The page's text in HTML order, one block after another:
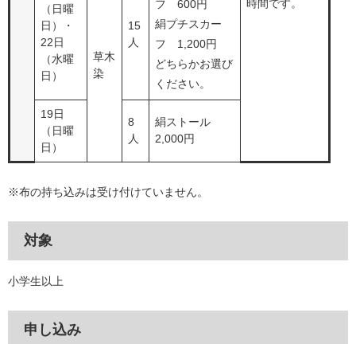
時間です。
（日曜
日）・
22日
（水曜
日）
草木
染
15
人
フ 600円
絹プチスカー
フ 1,200円
どちらかお選び
ください。
19日
（日曜
日）
8
人
絹ストール
2,000円
※布の持ち込みは受け付けていません。
対象
小学生以上
申し込み